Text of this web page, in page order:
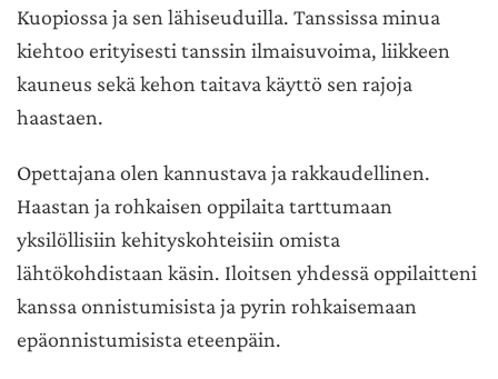
Kuopiossa ja sen lähiseuduilla. Tanssissa minua
kiehtoo erityisesti tanssin ilmaisuvoima, liikkeen
kauneus sekä kehon taitava käyttö sen rajoja
haastaen.
Opettajana olen kannustava ja rakkaudellinen.
Haastan ja rohkaisen oppilaita tarttumaan
yksilöllisiin kehityskohteisiin omista
lähtökohdistaan käsin. Iloitsen yhdessä oppilaitteni
kanssa onnistumisista ja pyrin rohkaisemaan
epäonnistumisista eteenpäin.